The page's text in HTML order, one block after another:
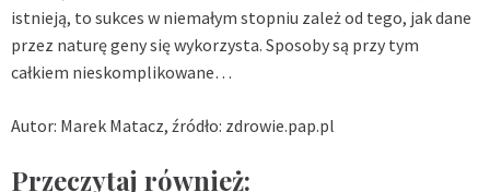
istnieją, to sukces w niemałym stopniu zależ od tego, jak dane
przez naturę geny się wykorzysta. Sposoby są przy tym
całkiem nieskomplikowane…
Autor: Marek Matacz, źródło: zdrowie.pap.pl
Przeczytaj również: